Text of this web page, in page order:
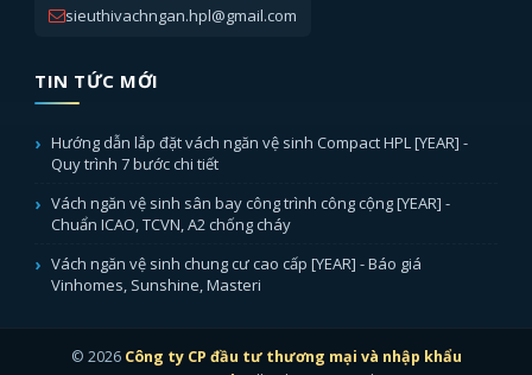
sieuthivachngan.hpl@gmail.com
TIN TỨC MỚI
Hướng dẫn lắp đặt vách ngăn vệ sinh Compact HPL [YEAR] -
Quy trình 7 bước chi tiết
Vách ngăn vệ sinh sân bay công trình công cộng [YEAR] -
Chuẩn ICAO, TCVN, A2 chống cháy
Vách ngăn vệ sinh chung cư cao cấp [YEAR] - Báo giá
Vinhomes, Sunshine, Masteri
© 2026 Công ty CP đầu tư thương mại và nhập khẩu